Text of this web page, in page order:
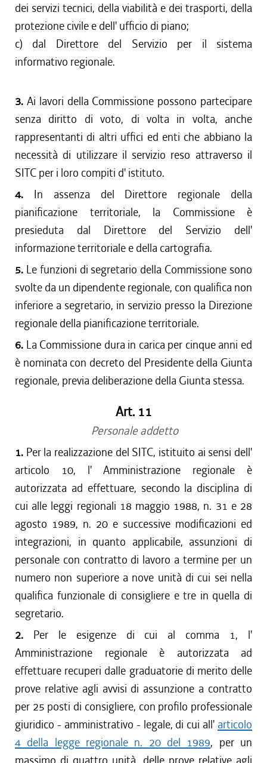
dei servizi tecnici, della viabilità e dei trasporti, della
protezione civile e dell' ufficio di piano;
c) dal Direttore del Servizio per il sistema
informativo regionale.
3. Ai lavori della Commissione possono partecipare
senza diritto di voto, di volta in volta, anche
rappresentanti di altri uffici ed enti che abbiano la
necessità di utilizzare il servizio reso attraverso il
SITC per i loro compiti d' istituto.
4. In assenza del Direttore regionale della
pianificazione territoriale, la Commissione è
presieduta dal Direttore del Servizio dell'
informazione territoriale e della cartografia.
5. Le funzioni di segretario della Commissione sono
svolte da un dipendente regionale, con qualifica non
inferiore a segretario, in servizio presso la Direzione
regionale della pianificazione territoriale.
6. La Commissione dura in carica per cinque anni ed
è nominata con decreto del Presidente della Giunta
regionale, previa deliberazione della Giunta stessa.
Art. 11
Personale addetto
1. Per la realizzazione del SITC, istituito ai sensi dell'
articolo 10, l' Amministrazione regionale è
autorizzata ad effettuare, secondo la disciplina di
cui alle leggi regionali 18 maggio 1988, n. 31 e 28
agosto 1989, n. 20 e successive modificazioni ed
integrazioni, in quanto applicabile, assunzioni di
personale con contratto di lavoro a termine per un
numero non superiore a nove unità di cui sei nella
qualifica funzionale di consigliere e tre in quella di
segretario.
2. Per le esigenze di cui al comma 1, l'
Amministrazione regionale è autorizzata ad
effettuare recuperi dalle graduatorie di merito delle
prove relative agli avvisi di assunzione a contratto
per 25 posti di consigliere, con profilo professionale
giuridico - amministrativo - legale, di cui all' articolo
4 della legge regionale n. 20 del 1989, per un